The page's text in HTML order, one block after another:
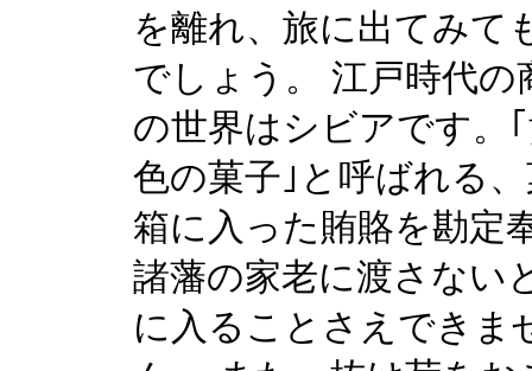
を離れ、旅に出てみて
でしょう。 江戸時代の
の世界はシビアです。
色の菓子｣と呼ばれる
箱に入った賄賂を勘定
諸藩の家老に渡さない
に入ることさえできま